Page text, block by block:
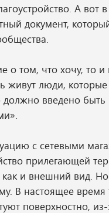
А вот
документ,
о том, что хочу, то
живут люди,
введено быть
с сетевыми
прилегающей
и внешний вид.
В настоящее время
поверхностно,